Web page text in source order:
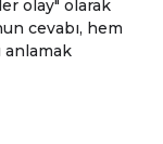
olay" olarak
cevabı, hem
anlamak